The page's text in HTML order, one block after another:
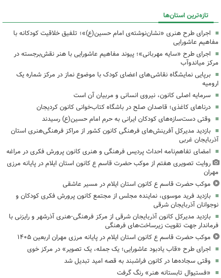
تازه‌ترین استان‌ها
اجرای طرح هنری «نشان‌نوشته‌ی امام حسین(ع)»؛ تلفیق خلاقیت کودکانه با
مفاهیم عاشورایی
اجرای طرح «سایه مهربانی»؛ پیوند مفاهیم عاشورایی با هنر نقش‌برجسته در
مرکز میاندوآب
برپایی نمایشگاه نقاشی‌های اعضای کودک با موضوع نماز در مرکز شماره یک
ارومیه
سرمایه اصلی کانون، نیروی انسانی و مربیان آن است
درناهای کاغذی؛ قاصدان صلح در باشگاه کتاب‌خوانی کانون کردیجان
وقتی دست‌سازه‌های کودکان ایرانی به حرم امام حسین(ع) رسیدند
بازدید مدیرکل آفرینش‌های فرهنگی کانون کشور از مراکز فرهنگی‌هنری استان
آذربایجان غربی
امضای تفاهم‌نامه احداث پردیس فرهنگی و هنری کانون پرورش فکری در مراغه
روایت تصویری هفتم از موکب حضرت قاسم ع کانون استان ایلام در پایانه مرزی
مهران
موکب حضرت قاسم ع کانون استان ایلام در مسیر عاشقی
بازدید فرید موسوی، نماینده مجلس از مجتمع کانون پرورش فکری کودکان و
نوجوانان آذربایجان شرقی
بازدید مدیرکل کانون آذربایجان شرقی از مرکز فرهنگی‌-هنری آذرشهر و رایزنی با
فرماندار جهت تقویت زیرساخت‌های فرهنگی
موکب حضرت قاسم ع کانون استان ایلام در پایانه مرزی مهران اربعین ۱۴۰۵
اجرای طرح «قاب یادبود عاشورایی؛ یک جمله، یک تصویر» در مرکز خوی
وقتی سجاده‌ها در کانون فراشبند به قصه امید تبدیل شد
«فستیوال تابستانه هنر» رنگ گرفت